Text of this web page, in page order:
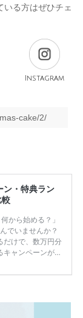
いる方はぜひチェ
Instagram
cake/2/
ン・特典ラン
較
から始める？」
でいませんか？
だけで、数万円分
ャンペーンがあ
まうことも……。